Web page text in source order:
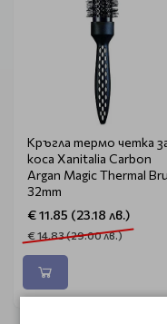
Кръгла термо четка
коса Xanitalia Carbon
Argan Magic Thermal
32mm
€ 11.85 (23.18 лв.)
€ 14.83 (29.00 лв.)